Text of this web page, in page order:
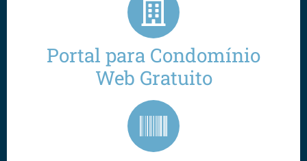
Portal para Condomínio
Web Gratuito